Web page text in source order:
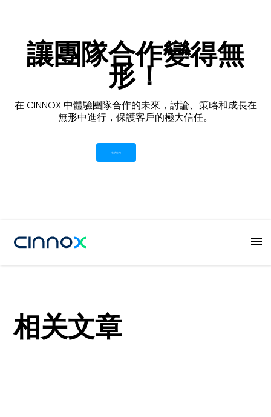
讓團隊合作變得無
形！
在 CINNOX 中體驗團隊合作的未來，討論、策略和成長在
無形中進行，保護客戶的極大信任。
在线咨询
相关文章